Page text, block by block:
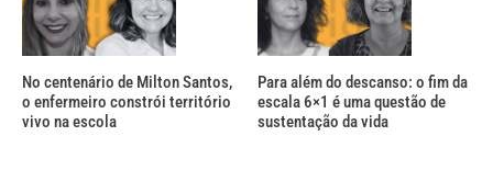
No centenário de Milton Santos,
o enfermeiro constrói território
vivo na escola
Para além do descanso: o fim da
escala 6×1 é uma questão de
sustentação da vida